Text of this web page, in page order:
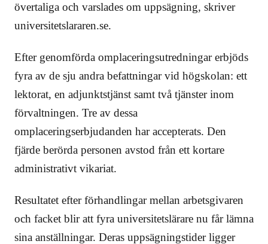
övertaliga och varslades om uppsägning, skriver
universitetslararen.se.
Efter genomförda omplaceringsutredningar erbjöds
fyra av de sju andra befattningar vid högskolan: ett
lektorat, en adjunktstjänst samt två tjänster inom
förvaltningen. Tre av dessa
omplaceringserbjudanden har accepterats. Den
fjärde berörda personen avstod från ett kortare
administrativt vikariat.
Resultatet efter förhandlingar mellan arbetsgivaren
och facket blir att fyra universitetslärare nu får lämna
sina anställningar. Deras uppsägningstider ligger